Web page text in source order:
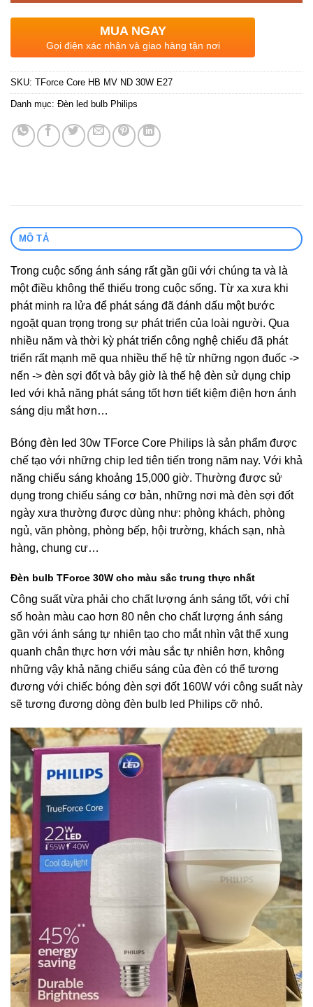
MUA NGAY
Gọi điện xác nhận và giao hàng tận nơi
SKU: TForce Core HB MV ND 30W E27
Danh mục: Đèn led bulb Philips
MÔ TẢ
Trong cuộc sống ánh sáng rất gần gũi với chúng ta và là
một điều không thể thiếu trong cuộc sống. Từ xa xưa khi
phát minh ra lửa để phát sáng đã đánh dấu một bước
ngoặt quan trọng trong sự phát triển của loài người. Qua
nhiều năm và thời kỳ phát triển công nghệ chiếu đã phát
triển rất mạnh mẽ qua nhiều thế hệ từ những ngọn đuốc ->
nến -> đèn sợi đốt và bây giờ là thế hệ đèn sử dụng chip
led với khả năng phát sáng tốt hơn tiết kiệm điện hơn ánh
sáng dịu mắt hơn…
Bóng đèn led 30w TForce Core Philips là sản phẩm được
chế tạo với những chip led tiên tiến trong năm nay. Với khả
năng chiếu sáng khoảng 15,000 giờ. Thường được sử
dụng trong chiếu sáng cơ bản, những nơi mà đèn sợi đốt
ngày xưa thường được dùng như: phòng khách, phòng
ngủ, văn phòng, phòng bếp, hội trường, khách sạn, nhà
hàng, chung cư…
Đèn bulb TForce 30W cho màu sắc trung thực nhất
Công suất vừa phải cho chất lượng ánh sáng tốt, với chỉ
số hoàn màu cao hơn 80 nên cho chất lượng ánh sáng
gần với ánh sáng tự nhiên tạo cho mắt nhìn vật thể xung
quanh chân thực hơn với màu sắc tự nhiên hơn, không
những vậy khả năng chiếu sáng của đèn có thể tương
đương với chiếc bóng đèn sợi đốt 160W với công suất này
sẽ tương đương dòng đèn bulb led Philips cỡ nhỏ.